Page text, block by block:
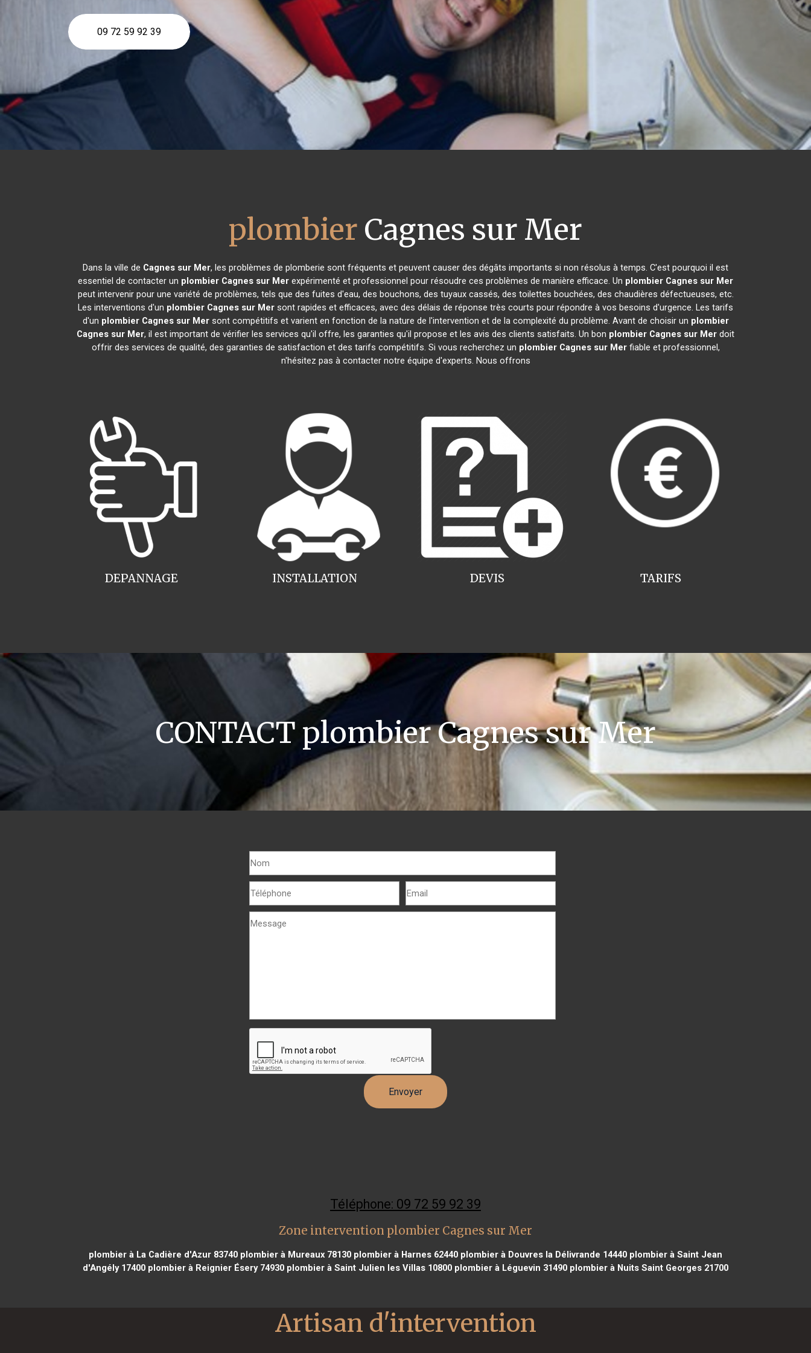
09 72 59 92 39
plombier Cagnes sur Mer
Dans la ville de Cagnes sur Mer, les problèmes de plomberie sont fréquents et peuvent causer des dégâts importants si non résolus à temps. C'est pourquoi il est
essentiel de contacter un plombier Cagnes sur Mer expérimenté et professionnel pour résoudre ces problèmes de manière efficace. Un plombier Cagnes sur Mer
peut intervenir pour une variété de problèmes, tels que des fuites d'eau, des bouchons, des tuyaux cassés, des toilettes bouchées, des chaudières défectueuses, etc.
Les interventions d'un plombier Cagnes sur Mer sont rapides et efficaces, avec des délais de réponse très courts pour répondre à vos besoins d'urgence. Les tarifs
d'un plombier Cagnes sur Mersont compétitifs et varient en fonction de la nature de l'intervention et de la complexité du problème. Avant de choisir un plombier
Cagnes sur Mer, il est important de vérifier les services qu'il offre, les garanties qu'il propose et les avis des clients satisfaits. Un bon plombier Cagnes sur Mer doit
offrir des services de qualité, des garanties de satisfaction et des tarifs compétitifs. Si vous recherchez un plombier Cagnes sur Merfiable et professionnel,
n'hésitez pas à contacter notre équipe d'experts. Nous offrons
INSTALLATION
DEPANNAGE TARIFS
DEVIS
CONTACT plombier Cagnes sur Mer
Téléphone: 09 72 59 92 39
Zone intervention plombier Cagnes sur Mer
plombier à La Cadière d'Azur 83740 plombier à Mureaux 78130 plombier à Harnes 62440 plombier à Douvres la Délivrande 14440 plombier à Saint Jean
d'Angély 17400 plombier à Reignier Ésery 74930 plombier à Saint Julien les Villas 10800 plombier à Léguevin 31490 plombier à Nuits Saint Georges 21700
Artisan d'intervention